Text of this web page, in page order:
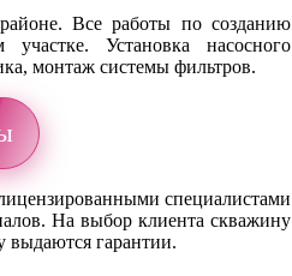
Все работы по созданию
Установка насосного
монтаж системы фильтров.
специалистами
На выбор клиента скважину
выдаются гарантии.